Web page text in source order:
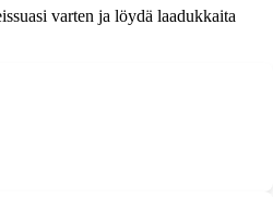
varten ja löydä laadukkaita